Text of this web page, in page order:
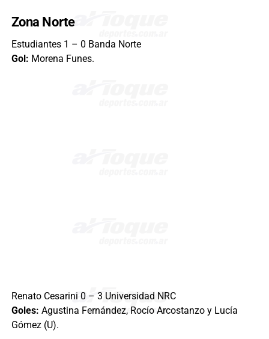
Zona Norte
Estudiantes 1 – 0 Banda Norte
Gol: Morena Funes.
Renato Cesarini 0 – 3 Universidad NRC
Goles: Agustina Fernández, Rocío Arcostanzo y Lucía
Gómez (U).